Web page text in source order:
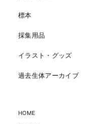
標本
採集用品
イラスト・グッズ
過去生体アーカイブ
HOME